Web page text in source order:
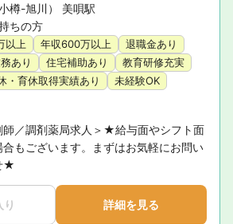
樽-旭川） 美唄駅
ちの方
以上 年収600万以上
退職金あり
あり 住宅補助あり
教育研修充実
・育休取得実績あり
未経験OK
師／調剤薬局求人＞★給与面やシフト面
もございます。まずはお気軽にお問い
★
り 詳細を見る